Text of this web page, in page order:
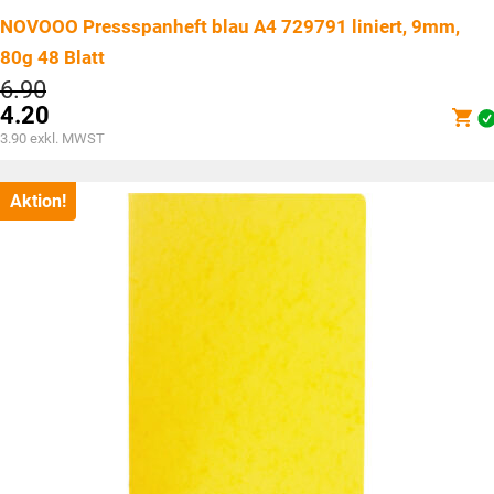
NOVOOO Pressspanheft blau A4 729791 liniert, 9mm,
80g 48 Blatt
6.90Ursprünglicher
Preis
war:
CHF6.90
4.20
Aktueller
ist:
CHF4.20.
3.90 exkl. MWST
Aktion!